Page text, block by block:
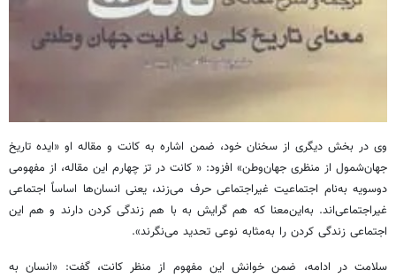
وی در بخش دیگری از سخنان خود، ضمن اشاره به کانت و مقاله او «ایده تاریخ
جهان‌شمول از منظری جهان‌وطن» افزود: « کانت در تز چهارم این مقاله، از مفهومی
دوسویه به‌نام اجتماعیت غیراجتماعی حرف می‌زند، یعنی انسان‌ها اساساً اجتماعی
غیراجتماعی‌اند. به‌این‌معنا که هم گرایش به با هم زندگی کردن دارند و هم این
اجتماعی زندگی کردن را به‌مثابه نوعی تحدید می‌نگرند».
سلامت در ادامه، ضمن خوانش این مفهوم از منظر کانت، گفت: «انسان به